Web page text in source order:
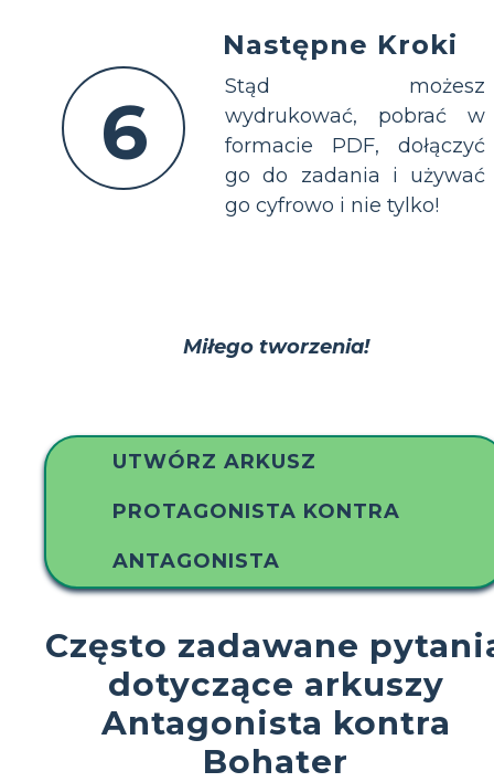
6
Następne Kroki
Stąd możesz
wydrukować, pobrać w
formacie PDF, dołączyć
go do zadania i używać
go cyfrowo i nie tylko!
Miłego tworzenia!
UTWÓRZ ARKUSZ
PROTAGONISTA KONTRA
ANTAGONISTA
Często zadawane
dotyczące arkuszy
Antagonista kontra
Bohater